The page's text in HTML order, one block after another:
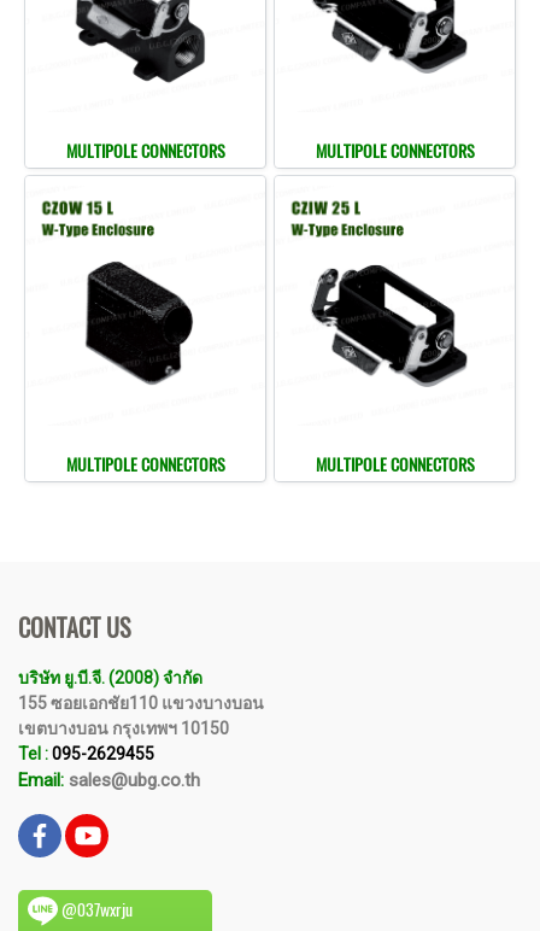
MULTIPOLE CONNECTORS MULTIPOLE CONNECTORS
MULTIPOLE CONNECTORS MULTIPOLE CONNECTORS
CONTACT US
บริษัท ยู.บี.จี. (2008) จำกัด
155 ซอยเอกชัย110 แขวงบางบอน
เขตบางบอน กรุงเทพฯ 10150
Tel :095-2629455
Email: sales@ubg.co.th
@037wxrju